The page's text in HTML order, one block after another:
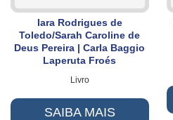
Iara Rodrigues de
Toledo/Sarah Caroline de
Deus Pereira | Carla Baggio
Laperuta Froés
Livro
SAIBA MAIS